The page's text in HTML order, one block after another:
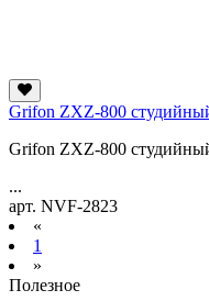
Grifon ZXZ-800
Grifon ZXZ-800
...
арт. NVF-2823
«
1
»
Полезное